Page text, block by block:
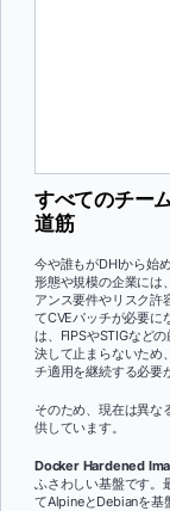
すべてのチー
道筋
今や誰もがDHIから始
形態や規模の企業には
アンス要件やリスク許
てCVEパッチが必要に
は、FIPSやSTIGなど
決して止まらないため
チ適用を継続する必要
そのため、現在は異な
供しています。
Docker Hardened
ふさわしい基盤です。
てAlpineとDebianを基